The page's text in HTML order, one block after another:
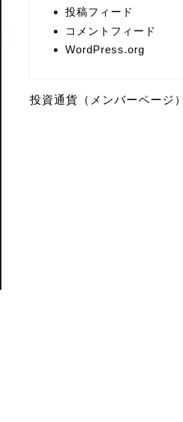
投稿フィード
コメントフィード
WordPress.org
投資通貨（メンバーページ）